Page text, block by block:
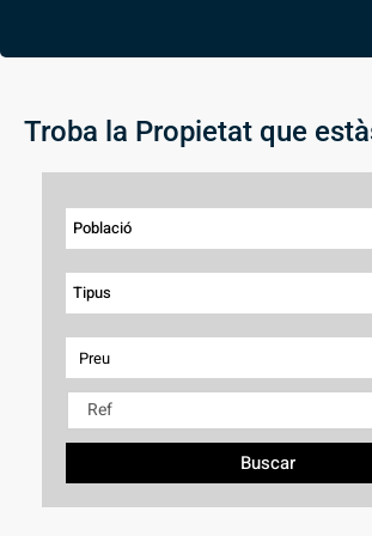
Troba la Propietat que
Població
Tipus
Buscar